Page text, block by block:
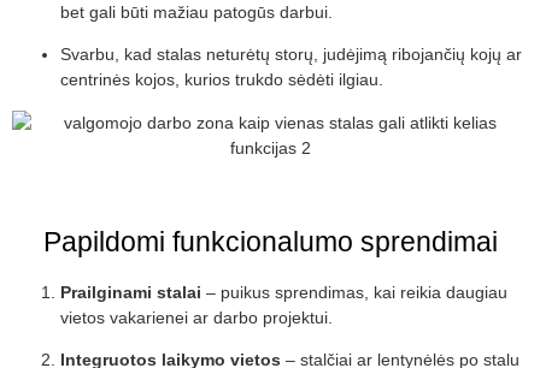
bet gali būti mažiau patogūs darbui.
Svarbu, kad stalas neturėtų storų, judėjimą ribojančių kojų ar
centrinės kojos, kurios trukdo sėdėti ilgiau.
Papildomi funkcionalumo sprendimai
Prailginami stalai – puikus sprendimas, kai reikia daugiau
vietos vakarienei ar darbo projektui.
Integruotos laikymo vietos – stalčiai ar lentynėlės po stalu